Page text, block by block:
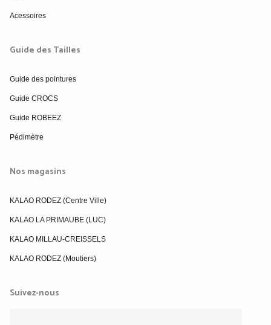
Acessoires
Guide des Tailles
Guide des pointures
Guide CROCS
Guide ROBEEZ
Pédimètre
Nos magasins
KALAO RODEZ (Centre Ville)
KALAO LA PRIMAUBE (LUC)
KALAO MILLAU-CREISSELS
KALAO RODEZ (Moutiers)
Suivez-nous